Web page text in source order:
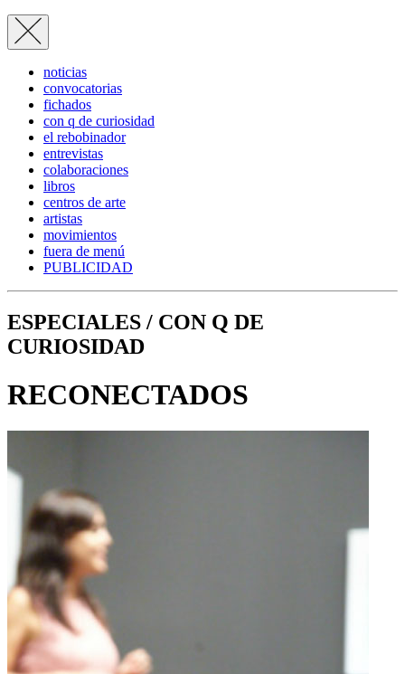
noticias
convocatorias
fichados
con q de curiosidad
el rebobinador
entrevistas
colaboraciones
libros
centros de arte
artistas
movimientos
fuera de menú
PUBLICIDAD
ESPECIALES / CON Q DE
CURIOSIDAD
RECONECTADOS